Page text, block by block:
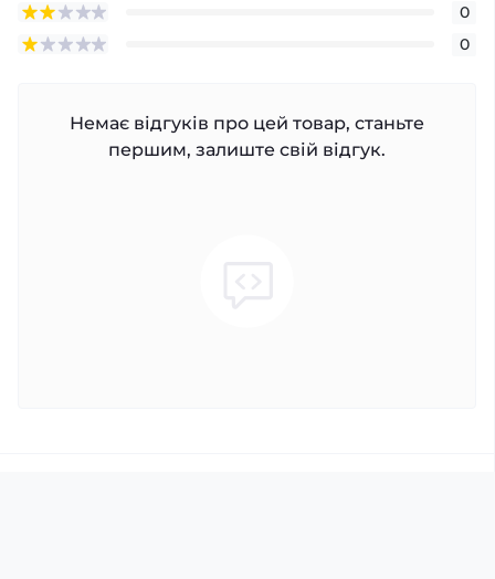
0
0
Немає відгуків про цей товар, станьте
першим, залиште свій відгук.